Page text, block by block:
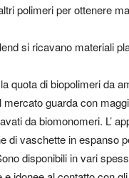
polimeri per ottenere
si ricavano materiali
quota di biopolimeri da
mercato guarda con
da biomonomeri. L’
divaschette in espanso
disponibili in vari